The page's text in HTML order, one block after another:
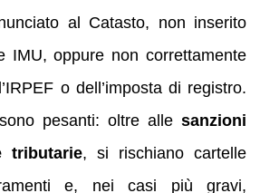
al Catasto, non inserito
IMU, oppure non correttamente
o dell’imposta di registro.
pesanti: oltre alle sanzioni
tributarie, si rischiano cartelle
e, nei casi più gravi,